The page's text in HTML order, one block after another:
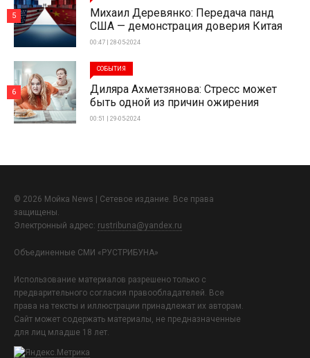
Михаил Деревянко: Передача панд
США — демонстрация доверия Китая
00:47 | 28-05-2024
5
СОБЫТИЯ
Диляра Ахметзянова: Стресс может
быть одной из причин ожирения
00:51 | 29-05-2024
6
© 2026 Мойка News | Сетевое издание. Все права
защищены.
Электронный адрес: rustribuna@yandex.ru
Объединенные СМИ «РУСТРИБУНА»
Использование материалов разрешено только с
предварительного согласия правообладателей. Все
права на тексты и иллюстрации принадлежат их авторам.
Сайт может содержать материалы, не предназначенные
для лиц младше 18 лет.